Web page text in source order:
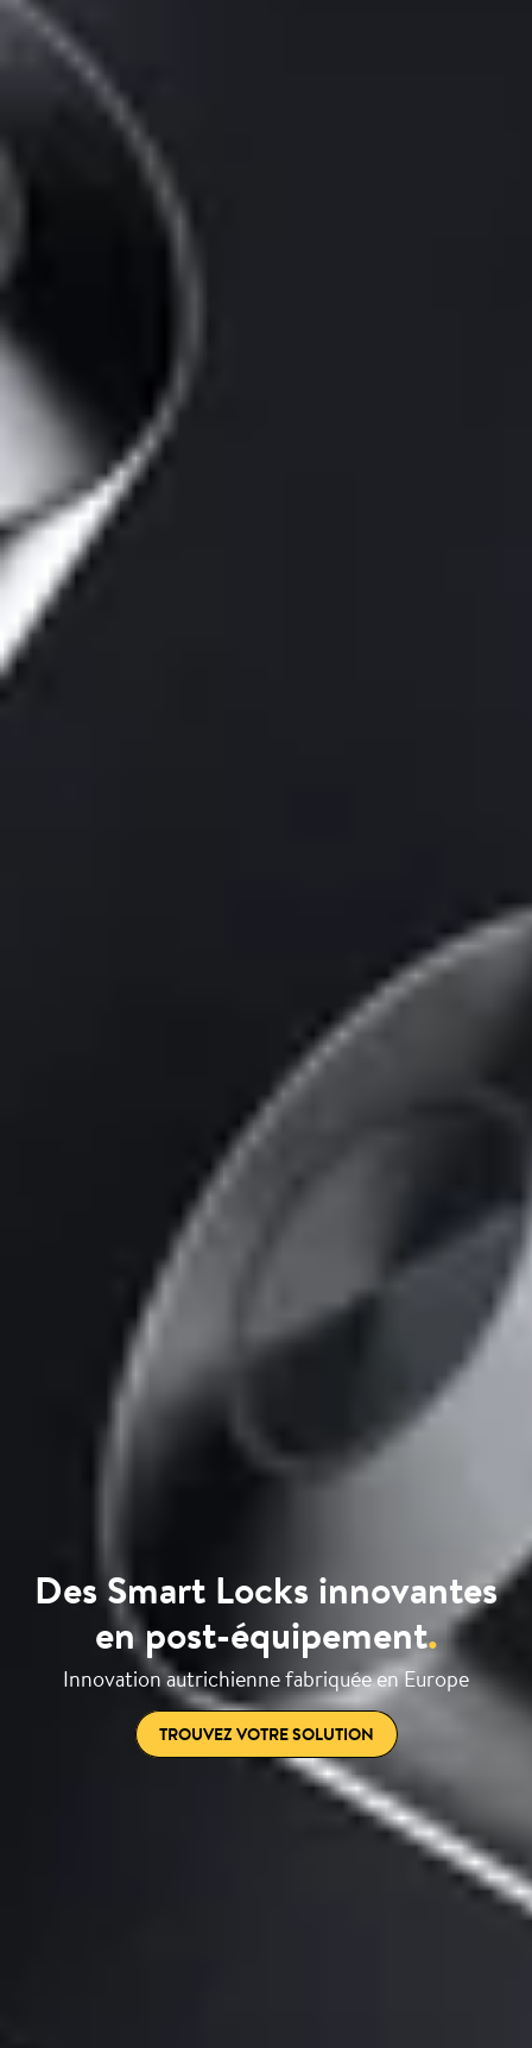
Des Smart Locks innovantes
en post-équipement.
Innovation autrichienne fabriquée en Europe
TROUVEZ VOTRE SOLUTION